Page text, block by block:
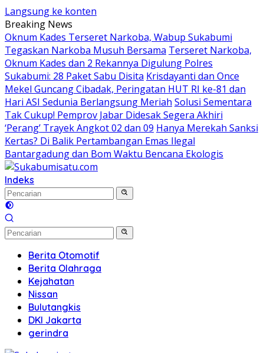
Langsung ke konten
Breaking News
Oknum Kades Terseret Narkoba, Wabup Sukabumi
Tegaskan Narkoba Musuh Bersama Terseret Narkoba,
Oknum Kades dan 2 Rekannya Digulung Polres
Sukabumi: 28 Paket Sabu Disita Krisdayanti dan Once
Mekel Guncang Cibadak, Peringatan HUT RI ke-81 dan
Hari ASI Sedunia Berlangsung Meriah Solusi Sementara
Tak Cukup! Pemprov Jabar Didesak Segera Akhiri
‘Perang’ Trayek Angkot 02 dan 09 Hanya Merekah Sanksi
Kertas? Di Balik Pertambangan Emas Ilegal
Bantargadung dan Bom Waktu Bencana Ekologis
Indeks
Berita Otomotif
Berita Olahraga
Kejahatan
Nissan
Bulutangkis
DKI Jakarta
gerindra